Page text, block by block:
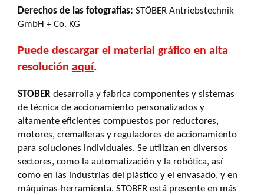
Derechos de las fotografías: STÖBER Antriebstechnik
GmbH + Co. KG
Puede descargar el material gráfico en alta
resolución aquí.
STOBER desarrolla y fabrica componentes y sistemas
de técnica de accionamiento personalizados y
altamente eficientes compuestos por reductores,
motores, cremalleras y reguladores de accionamiento
para soluciones individuales. Se utilizan en diversos
sectores, como la automatización y la robótica, así
como en las industrias del plástico y el envasado, y en
máquinas-herramienta. STOBER está presente en más